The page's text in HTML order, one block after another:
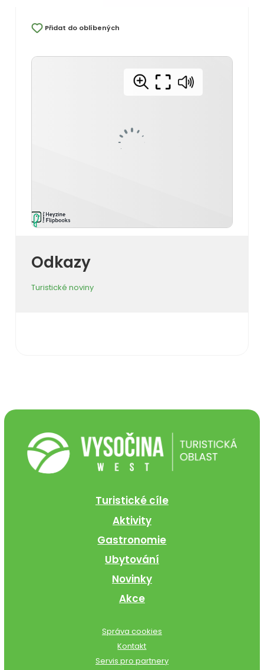
Přidat do oblíbených
Odkazy
Turistické noviny
Turistické cíle
Aktivity
Gastronomie
Ubytování
Novinky
Akce
Správa cookies
Kontakt
Servis pro partnery